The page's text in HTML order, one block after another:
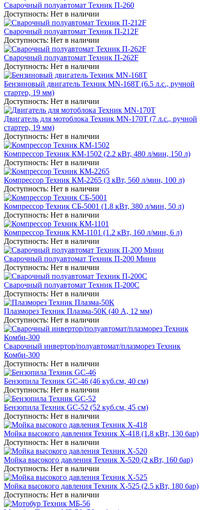
Сварочный полуавтомат Техник П-260
Доступность: Нет в наличии
Сварочный полуавтомат Техник П-212F
Доступность: Нет в наличии
Сварочный полуавтомат Техник П-262F
Доступность: Нет в наличии
Бензиновый двигатель Техник MN-168T (6.5 л.с., ручной
стартер, 19 мм)
Доступность: Нет в наличии
Двигатель для мотоблока Техник MN-170T (7 л.с., ручной
стартер, 19 мм)
Доступность: Нет в наличии
Компрессор Техник КМ-1502 (2.2 кВт, 480 л/мин, 150 л)
Доступность: Нет в наличии
Компрессор Техник КМ-2265 (3 кВт, 560 л/мин, 100 л)
Доступность: Нет в наличии
Компрессор Техник СБ-5001 (1.8 кВт, 380 л/мин, 50 л)
Доступность: Нет в наличии
Компрессор Техник КМ-1101 (1.2 кВт, 160 л/мин, 6 л)
Доступность: Нет в наличии
Сварочный полуавтомат Техник П-200 Мини
Доступность: Нет в наличии
Сварочный полуавтомат Техник П-200С
Доступность: Нет в наличии
Плазморез Техник Плазма-50К (40 А, 12 мм)
Доступность: Нет в наличии
Сварочный инвертор/полуавтомат/плазморез Техник
Комби-300
Доступность: Нет в наличии
Бензопила Техник GC-46 (46 куб.см, 40 см)
Доступность: Нет в наличии
Бензопила Техник GC-52 (52 куб.см, 45 см)
Доступность: Нет в наличии
Мойка высокого давления Техник X-418 (1.8 кВт, 130 бар)
Доступность: Нет в наличии
Мойка высокого давления Техник X-520 (2 кВт, 160 бар)
Доступность: Нет в наличии
Мойка высокого давления Техник X-525 (2.5 кВт, 180 бар)
Доступность: Нет в наличии